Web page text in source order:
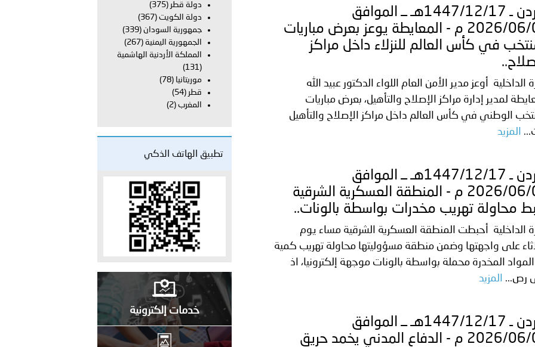
لمجلس وزراء الداخلية العرب بشأن الاعتداءات الإرهابية الحوثية على الأعيان المدنية في مدينة نـجران
الأردن ـ 1447/12/17هـ ــ الموافق
2026/06/03 م - المعايطة يوعز بعرض مباريات
في كأس العالم للنزلاء داخل مراكز
الداخلية أوعز مدير الأمن العام اللواء الدكتور عبيد الله
لمدير إدارة مراكز الإصلاح والتأهيل، بعرض مباريات
الوطني في كأس العالم داخل مراكز الإصلاح والتأهيل
المزيد
الأردن ـ 1447/12/17هـ ــ الموافق
2026/06/03 م - المنطقة العسكرية الشرقية
محاولة تهريب مخدرات بواسطة بالونات..
الداخلية أحبطت المنطقة العسكرية الشرقية مساء يوم
على واجهتها وضمن منطقة مسؤوليتها محاولة تهريب كمية
المخدرة محملة بواسطة بالونات موجهة إلكترونيا، اذ
رص...
المزيد
الأردن ـ 1447/12/17هـ ــ الموافق
2026/06/03 م - الدفاع المدني يخمد حريق
دولة قطر (375)
دولة الكويت (367)
جمهورية السودان (339)
الجمهورية اليمنية (267)
المملكة الأردنية الهاشمية
(131)
موريتانيا (78)
قطر (54)
المغرب (2)
تطبيق الهاتف الذكي
خدمات إلكترونية